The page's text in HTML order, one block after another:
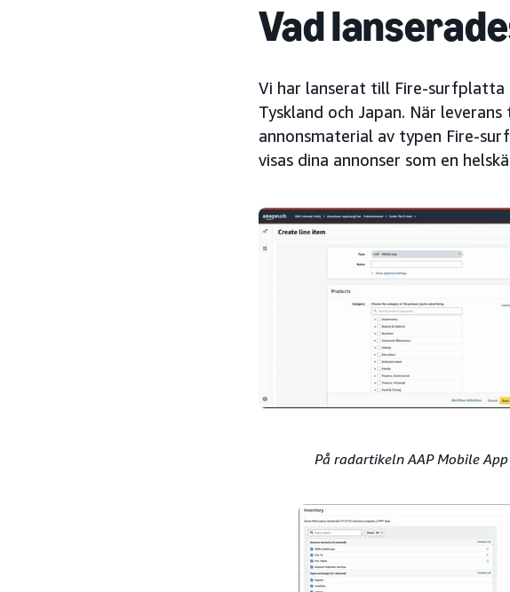
Vad
Vi har lanserat till Fire-surfplatta
Tyskland och Japan. När
annonsmaterial av typen Fire-
visas dina annonser som en
På radartikeln AAP Mobile